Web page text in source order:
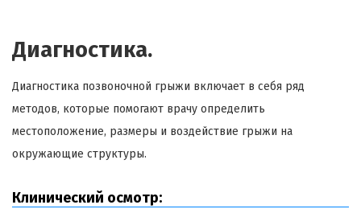
Диагностика.
Диагностика позвоночной грыжи включает в себя ряд
методов, которые помогают врачу определить
местоположение, размеры и воздействие грыжи на
окружающие структуры.
Клинический осмотр: